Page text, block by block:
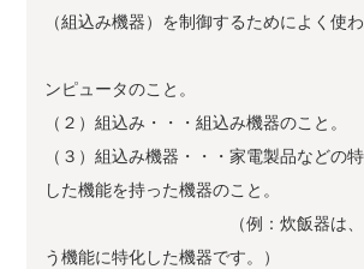
（組込み機器）を制御するためによく使
小さ
ンピュータのこと。
（２）組込み・・・組込み機器のこと。
（３）組込み機器・・・家電製品などの
した機能を持った機器のこと。
（例：炊飯器は、ご飯
う機能に特化した機器です。）